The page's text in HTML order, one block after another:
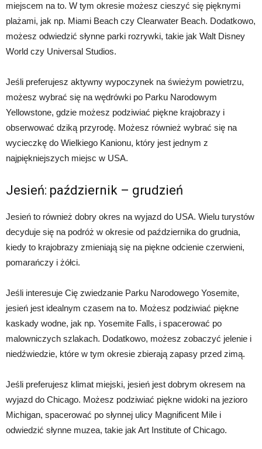
miejscem na to. W tym okresie możesz cieszyć się pięknymi
plażami, jak np. Miami Beach czy Clearwater Beach. Dodatkowo,
możesz odwiedzić słynne parki rozrywki, takie jak Walt Disney
World czy Universal Studios.
Jeśli preferujesz aktywny wypoczynek na świeżym powietrzu,
możesz wybrać się na wędrówki po Parku Narodowym
Yellowstone, gdzie możesz podziwiać piękne krajobrazy i
obserwować dziką przyrodę. Możesz również wybrać się na
wycieczkę do Wielkiego Kanionu, który jest jednym z
najpiękniejszych miejsc w USA.
Jesień: październik – grudzień
Jesień to również dobry okres na wyjazd do USA. Wielu turystów
decyduje się na podróż w okresie od października do grudnia,
kiedy to krajobrazy zmieniają się na piękne odcienie czerwieni,
pomarańczy i żółci.
Jeśli interesuje Cię zwiedzanie Parku Narodowego Yosemite,
jesień jest idealnym czasem na to. Możesz podziwiać piękne
kaskady wodne, jak np. Yosemite Falls, i spacerować po
malowniczych szlakach. Dodatkowo, możesz zobaczyć jelenie i
niedźwiedzie, które w tym okresie zbierają zapasy przed zimą.
Jeśli preferujesz klimat miejski, jesień jest dobrym okresem na
wyjazd do Chicago. Możesz podziwiać piękne widoki na jezioro
Michigan, spacerować po słynnej ulicy Magnificent Mile i
odwiedzić słynne muzea, takie jak Art Institute of Chicago.